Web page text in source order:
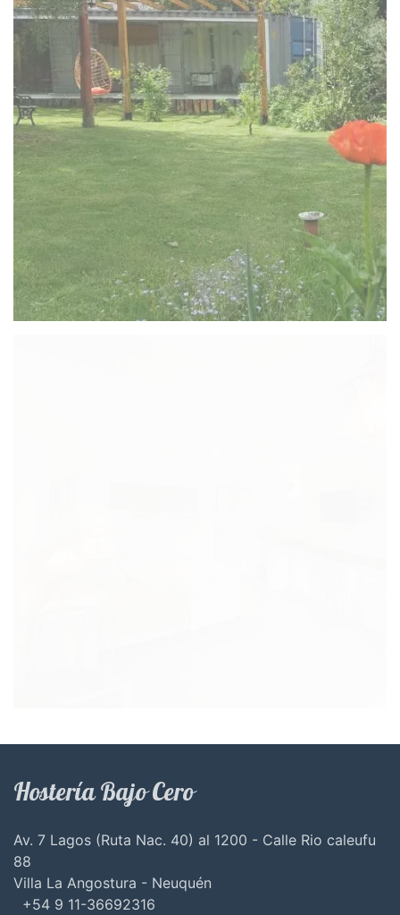
Hostería Bajo Cero
Av. 7 Lagos (Ruta Nac. 40) al 1200 - Calle Rio caleufu
88
Villa La Angostura - Neuquén
+54 9 11-36692316